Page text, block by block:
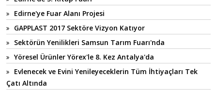
Edirne'ye Fuar Alanı Projesi
GAPPLAST 2017 Sektöre Vizyon Katıyor
Sektörün Yenilikleri Samsun Tarım Fuarı'nda
Yöresel Ürünler Yörex'le 8. Kez Antalya'da
Evlenecek ve Evini Yenileyeceklerin Tüm İhtiyaçları Tek
Çatı Altında